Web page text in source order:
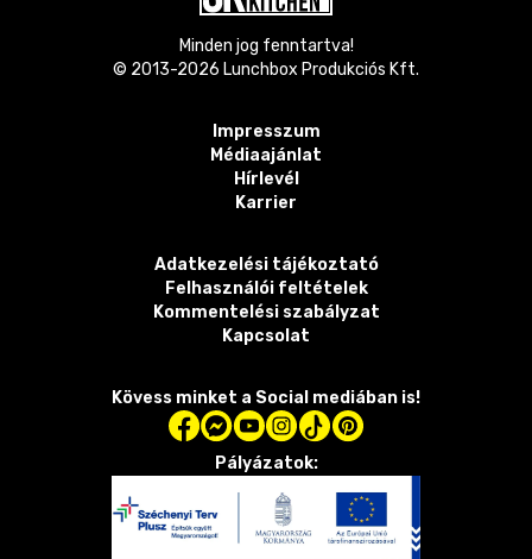
Minden jog fenntartva!
© 2013-2026 Lunchbox Produkciós Kft.
Impresszum
Médiaajánlat
Hírlevél
Karrier
Adatkezelési tájékoztató
Felhasználói feltételek
Kommentelési szabályzat
Kapcsolat
Kövess minket a Social mediában is!
Pályázatok: